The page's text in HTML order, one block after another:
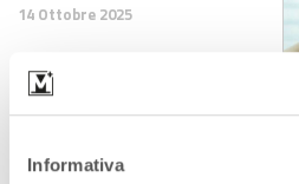
Informativa
14 Ottobre 2025
Fatica cronica: un esame
rivelarla